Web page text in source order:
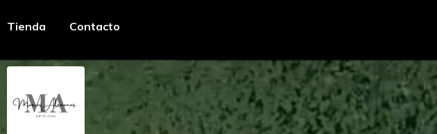
Tienda Contacto